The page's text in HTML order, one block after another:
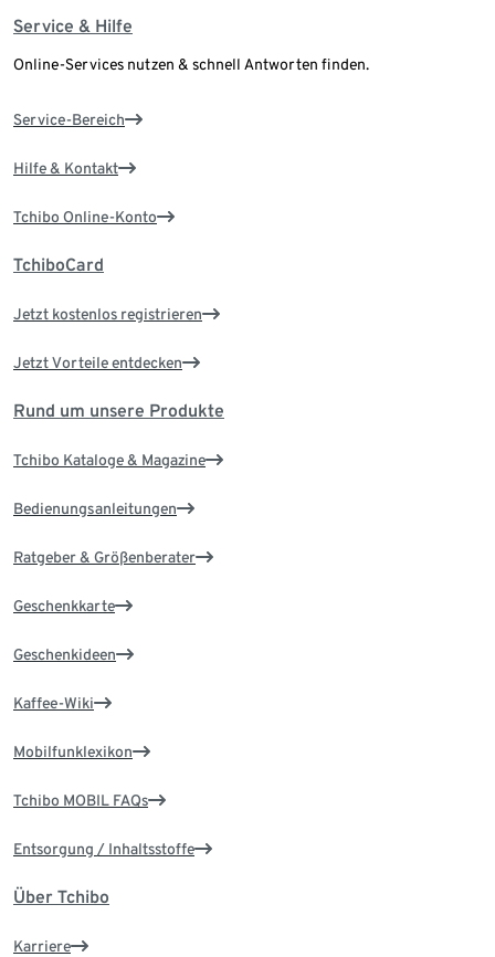
Service & Hilfe
Online-Services nutzen & schnell Antworten finden.
Service-Bereich
Hilfe & Kontakt
Tchibo Online-Konto
TchiboCard
Jetzt kostenlos registrieren
Jetzt Vorteile entdecken
Rund um unsere Produkte
Tchibo Kataloge & Magazine
Bedienungsanleitungen
Ratgeber & Größenberater
Geschenkkarte
Geschenkideen
Kaffee-Wiki
Mobilfunklexikon
Tchibo MOBIL FAQs
Entsorgung / Inhaltsstoffe
Über Tchibo
Karriere